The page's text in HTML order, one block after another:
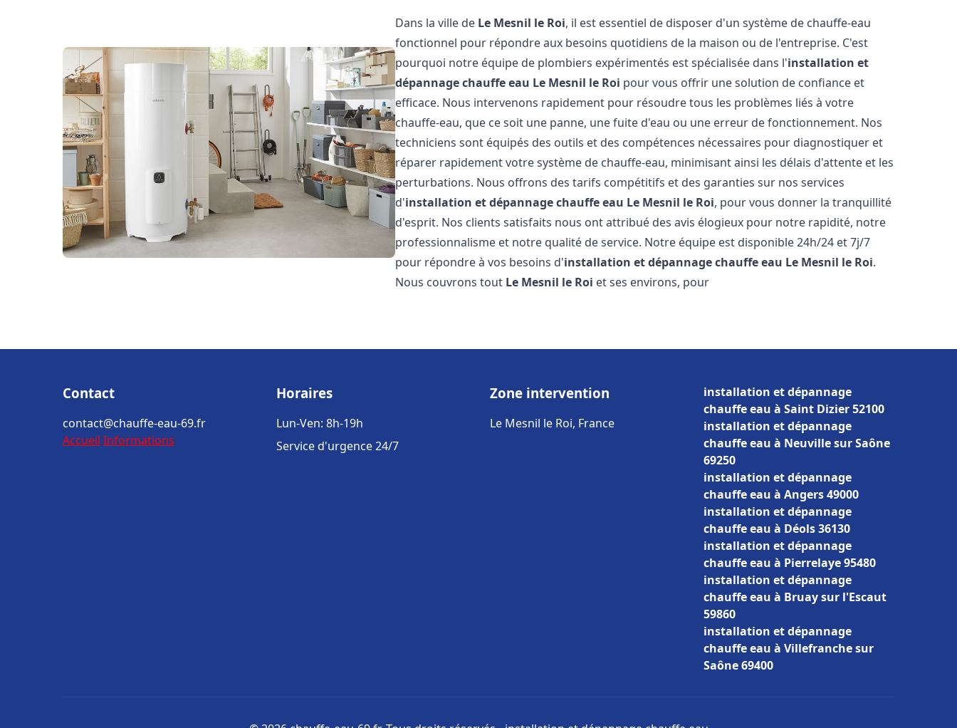
Dans la ville de Le Mesnil le Roi, il est essentiel de disposer d'un système de chauffe-eau
fonctionnel pour répondre aux besoins quotidiens de la maison ou de l'entreprise. C'est
pourquoi notre équipe de plombiers expérimentés est spécialisée dans l'installation et
dépannage chauffe eau Le Mesnil le Roi pour vous offrir une solution de confiance et
efficace. Nous intervenons rapidement pour résoudre tous les problèmes liés à votre
chauffe-eau, que ce soit une panne, une fuite d'eau ou une erreur de fonctionnement. Nos
techniciens sont équipés des outils et des compétences nécessaires pour diagnostiquer et
réparer rapidement votre système de chauffe-eau, minimisant ainsi les délais d'attente et les
perturbations. Nous offrons des tarifs compétitifs et des garanties sur nos services
d'installation et dépannage chauffe eau Le Mesnil le Roi, pour vous donner la tranquillité
d'esprit. Nos clients satisfaits nous ont attribué des avis élogieux pour notre rapidité, notre
professionnalisme et notre qualité de service. Notre équipe est disponible 24h/24 et 7j/7
pour répondre à vos besoins d'installation et dépannage chauffe eau Le Mesnil le Roi.
Nous couvrons tout Le Mesnil le Roi et ses environs, pour
Contact
contact@chauffe-eau-69.fr
Accueil Informations
Horaires
Lun-Ven: 8h-19h
Service d'urgence 24/7
Zone intervention
Le Mesnil le Roi, France
installation et dépannage
chauffe eau à Saint Dizier 52100
installation et dépannage
chauffe eau à Neuville sur Saône
69250
installation et dépannage
chauffe eau à Angers 49000
installation et dépannage
chauffe eau à Déols 36130
installation et dépannage
chauffe eau à Pierrelaye 95480
installation et dépannage
chauffe eau à Bruay sur l'Escaut
59860
installation et dépannage
chauffe eau à Villefranche sur
Saône 69400